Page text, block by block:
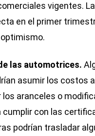
vigentes.
en el primer
las automotrices.
asumir los costos
los aranceles o
cumplir con las
podrían trasladar